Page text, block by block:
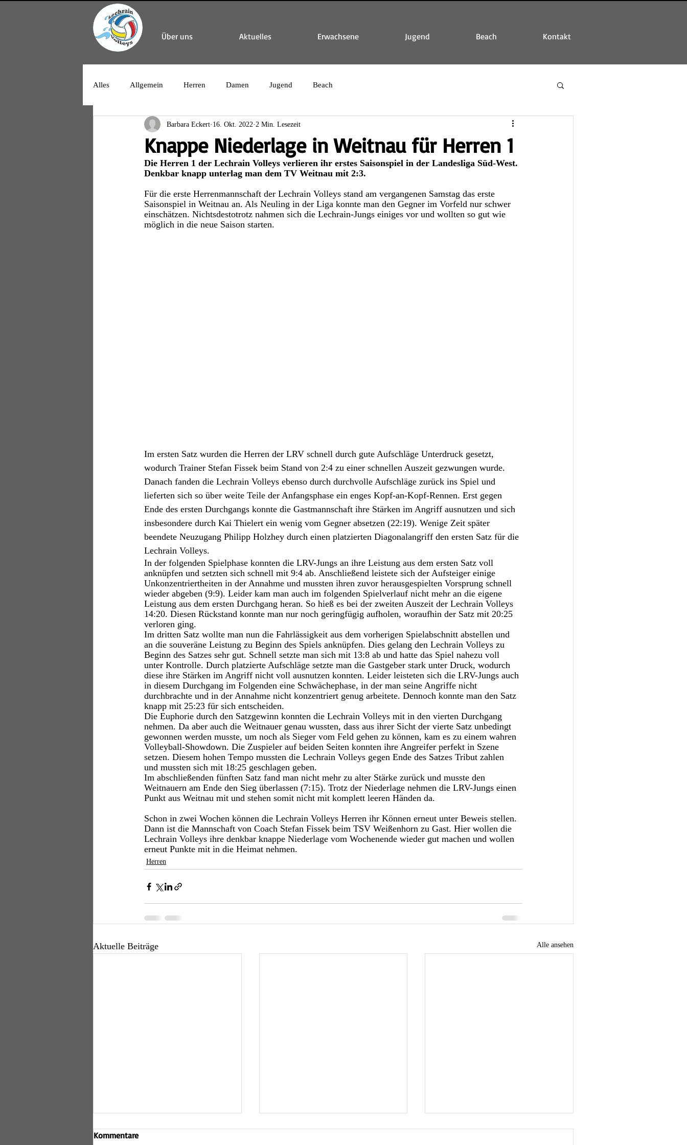
Über uns Aktuelles Erwachsene Jugend Beach Kontakt
Alles Allgemein Herren Damen Jugend Beach
Knappe Niederlage in Weitnau für Herren 1
Barbara Eckert 16. Okt. 2022 2 Min. Lesezeit
Die Herren 1 der Lechrain Volleys verlieren ihr erstes Saisonspiel in der Landesliga Süd-West.
Denkbar knapp unterlag man dem TV Weitnau mit 2:3.
Für die erste Herrenmannschaft der Lechrain Volleys stand am vergangenen Samstag das erste
Saisonspiel in Weitnau an. Als Neuling in der Liga konnte man den Gegner im Vorfeld nur schwer
einschätzen. Nichtsdestotrotz nahmen sich die Lechrain-Jungs einiges vor und wollten so gut wie
möglich in die neue Saison starten.
Im ersten Satz wurden die Herren der LRV schnell durch gute Aufschläge Unterdruck gesetzt,
wodurch Trainer Stefan Fissek beim Stand von 2:4 zu einer schnellen Auszeit gezwungen wurde.
Danach fanden die Lechrain Volleys ebenso durch durchvolle Aufschläge zurück ins Spiel und
lieferten sich so über weite Teile der Anfangsphase ein enges Kopf-an-Kopf-Rennen. Erst gegen
Ende des ersten Durchgangs konnte die Gastmannschaft ihre Stärken im Angriff ausnutzen und sich
insbesondere durch Kai Thielert ein wenig vom Gegner absetzen (22:19). Wenige Zeit später
beendete Neuzugang Philipp Holzhey durch einen platzierten Diagonalangriff den ersten Satz für die
Lechrain Volleys.
In der folgenden Spielphase konnten die LRV-Jungs an ihre Leistung aus dem ersten Satz voll
anknüpfen und setzten sich schnell mit 9:4 ab. Anschließend leistete sich der Aufsteiger einige
Unkonzentriertheiten in der Annahme und mussten ihren zuvor herausgespielten Vorsprung schnell
wieder abgeben (9:9). Leider kam man auch im folgenden Spielverlauf nicht mehr an die eigene
Leistung aus dem ersten Durchgang heran. So hieß es bei der zweiten Auszeit der Lechrain Volleys
14:20. Diesen Rückstand konnte man nur noch geringfügig aufholen, woraufhin der Satz mit 20:25
verloren ging.
Im dritten Satz wollte man nun die Fahrlässigkeit aus dem vorherigen Spielabschnitt abstellen und
an die souveräne Leistung zu Beginn des Spiels anknüpfen. Dies gelang den Lechrain Volleys zu
Beginn des Satzes sehr gut. Schnell setzte man sich mit 13:8 ab und hatte das Spiel nahezu voll
unter Kontrolle. Durch platzierte Aufschläge setzte man die Gastgeber stark unter Druck, wodurch
diese ihre Stärken im Angriff nicht voll ausnutzen konnten. Leider leisteten sich die LRV-Jungs auch
in diesem Durchgang im Folgenden eine Schwächephase, in der man seine Angriffe nicht
durchbrachte und in der Annahme nicht konzentriert genug arbeitete. Dennoch konnte man den Satz
knapp mit 25:23 für sich entscheiden.
Die Euphorie durch den Satzgewinn konnten die Lechrain Volleys mit in den vierten Durchgang
nehmen. Da aber auch die Weitnauer genau wussten, dass aus ihrer Sicht der vierte Satz unbedingt
gewonnen werden musste, um noch als Sieger vom Feld gehen zu können, kam es zu einem wahren
Volleyball-Showdown. Die Zuspieler auf beiden Seiten konnten ihre Angreifer perfekt in Szene
setzen. Diesem hohen Tempo mussten die Lechrain Volleys gegen Ende des Satzes Tribut zahlen
und mussten sich mit 18:25 geschlagen geben.
Im abschließenden fünften Satz fand man nicht mehr zu alter Stärke zurück und musste den
Weitnauern am Ende den Sieg überlassen (7:15). Trotz der Niederlage nehmen die LRV-Jungs einen
Punkt aus Weitnau mit und stehen somit nicht mit komplett leeren Händen da.
Schon in zwei Wochen können die Lechrain Volleys Herren ihr Können erneut unter Beweis stellen.
Dann ist die Mannschaft von Coach Stefan Fissek beim TSV Weißenhorn zu Gast. Hier wollen die
Lechrain Volleys ihre denkbar knappe Niederlage vom Wochenende wieder gut machen und wollen
erneut Punkte mit in die Heimat nehmen.
Herren
Aktuelle Beiträge Alle ansehen
Kommentare